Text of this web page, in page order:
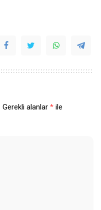
Gerekli alanlar * ile